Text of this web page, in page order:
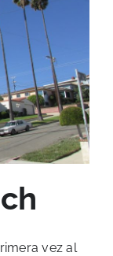
vez al